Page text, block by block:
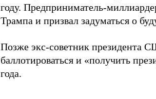
году. Предприниматель-
Трампа и призвал задуматься о
Позже экс-советник президента
баллотироваться и «получить
года.